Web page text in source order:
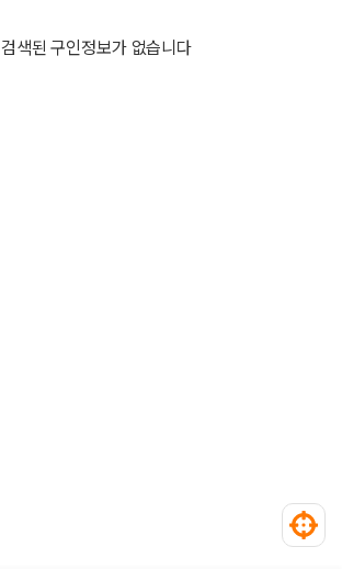
검색된 구인정보가 없습니다